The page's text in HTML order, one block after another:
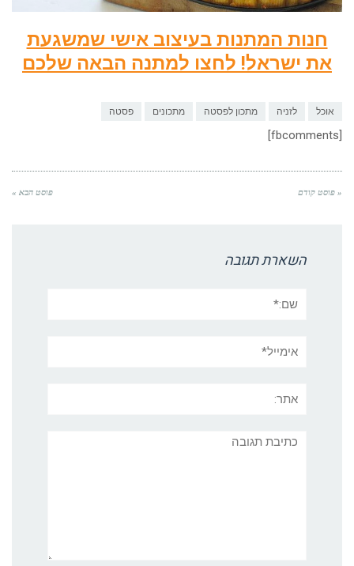
חנות המתנות בעיצוב אישי שמשגעת
את ישראל! לחצו למתנה הבאה שלכם
אוכל לזניה מתכון לפסטה מתכונים פסטה
[fbcomments]
« פוסט קודם פוסט הבא »
השארת תגובה
תגובה